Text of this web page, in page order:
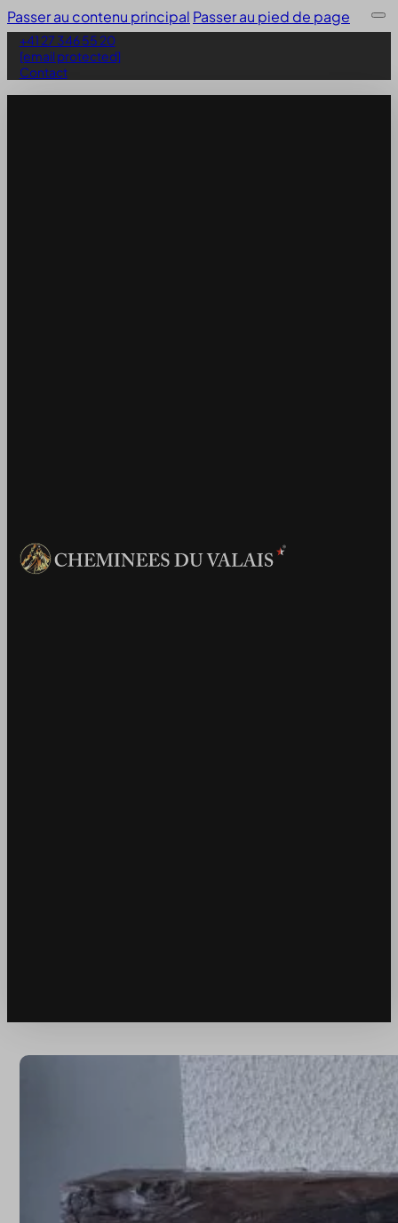
Passer au contenu principal Passer au pied de page
+41 27 346 55 20
[email protected]
Contact